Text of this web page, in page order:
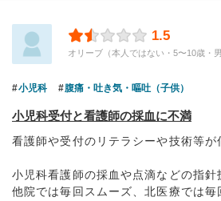
1.5
オリーブ（本人ではない・5〜10歳・
小児科 腹痛・吐き気・嘔吐（子供）
小児科受付と看護師の採血に不満
看護師や受付のリテラシーや技術等が
小児科看護師の採血や点滴などの指針
他院では毎回スムーズ、北医療では毎